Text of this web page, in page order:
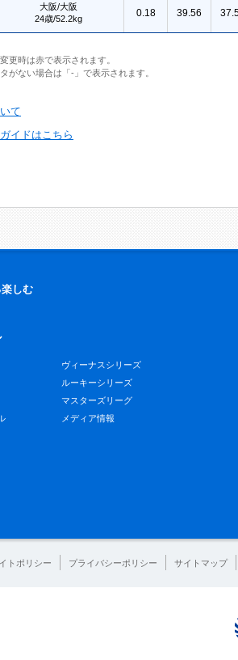
大阪/大阪
24歳/52.2kg
0.18
39.56
更時は赤で表示されます。
がない場合は「-」で表示されます。
て
イドはこちら
しむ
ヴィーナスシリーズ
ルーキーシリーズ
マスターズリーグ
メディア情報
トポリシー プライバシーポリシー サイトマップ